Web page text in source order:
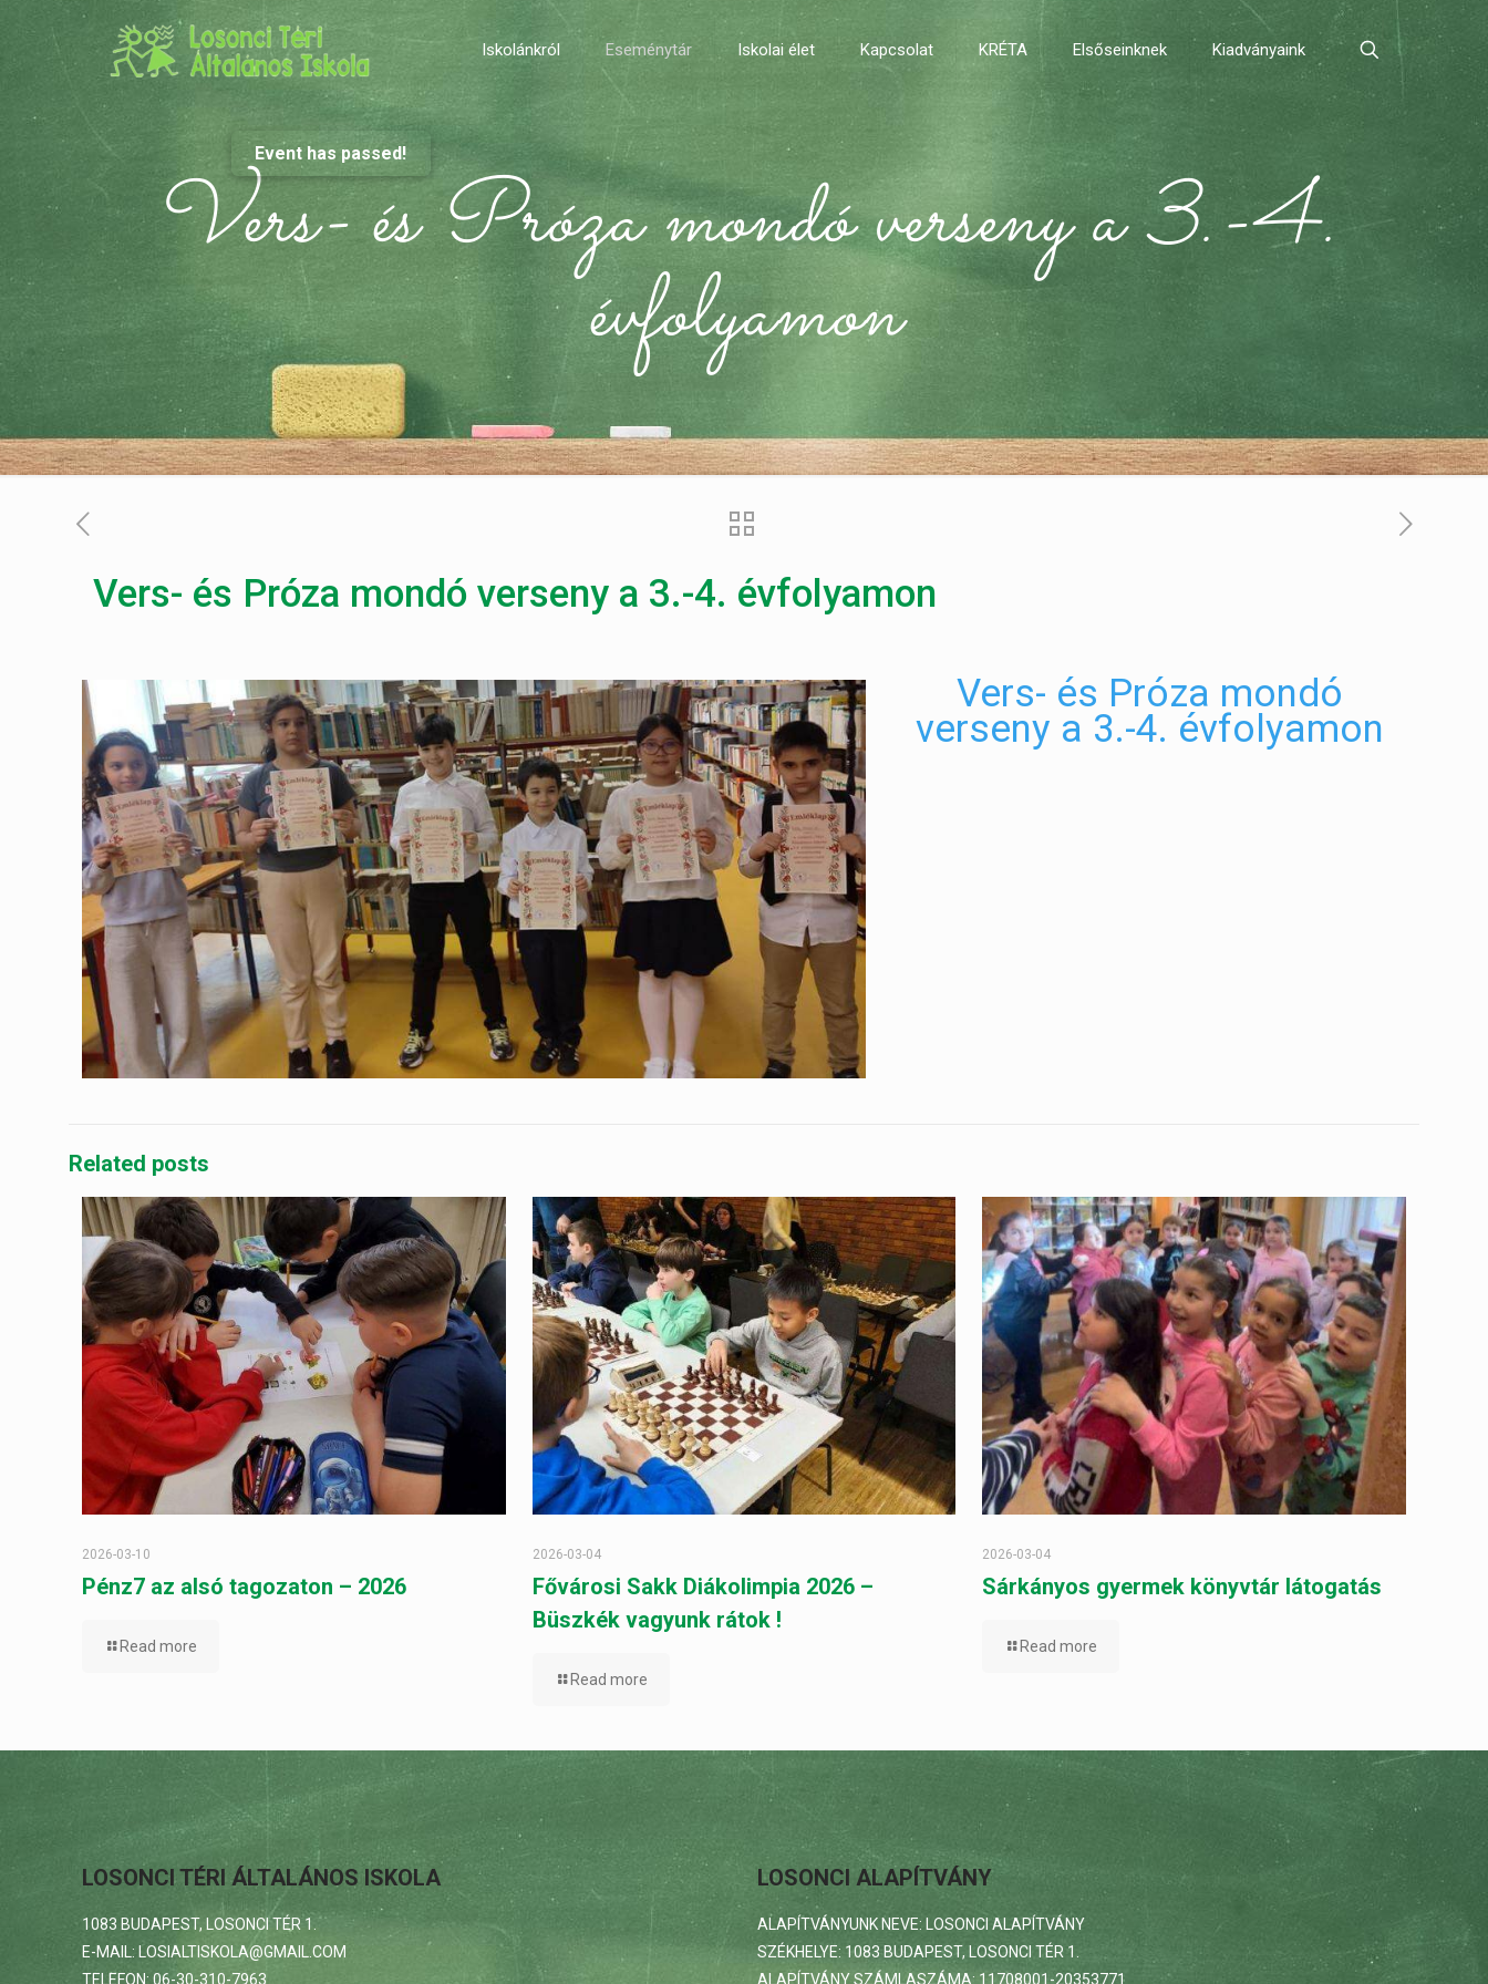
Event has passed!
Iskolánkról Eseménytár Iskolai élet Kapcsolat KRÉTA Elsőseinknek Kiadványaink
Vers- és Próza mondó verseny a 3.-4.
évfolyamon
Vers- és Próza mondó verseny a 3.-4. évfolyamon
Vers- és Próza mondó
verseny a 3.-4. évfolyamon
Related posts
2026-03-10
Pénz7 az alsó tagozaton – 2026
Read more
2026-03-04
Fővárosi Sakk Diákolimpia 2026 –
Büszkék vagyunk rátok !
Read more
2026-03-04
Sárkányos gyermek könyvtár látogatás
Read more
LOSONCI TÉRI ÁLTALÁNOS ISKOLA
1083 BUDAPEST, LOSONCI TÉR 1.
E-MAIL: LOSIALTISKOLA@GMAIL.COM
TELEFON: 06-30-310-7963
LOSONCI ALAPÍTVÁNY
ALAPÍTVÁNYUNK NEVE: LOSONCI ALAPÍTVÁNY
SZÉKHELYE: 1083 BUDAPEST, LOSONCI TÉR 1.
ALAPÍTVÁNY SZÁMLASZÁMA: 11708001-20353771